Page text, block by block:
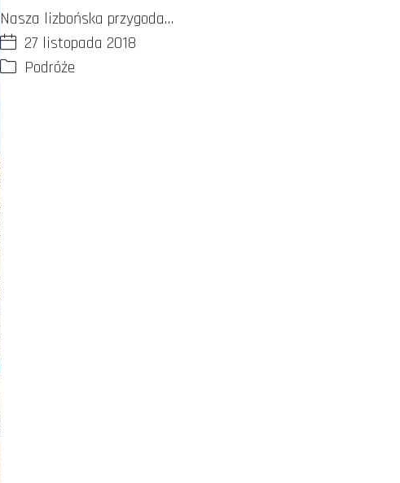
Nasza lizbońska przygoda…
27 listopada 2018
Podróże